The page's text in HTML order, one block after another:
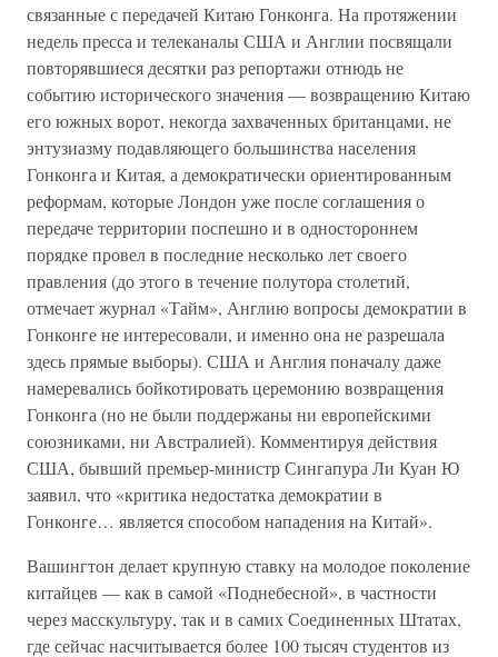
связанные с передачей Китаю Гонконга. На протяжении
недель пресса и телеканалы США и Англии посвящали
повторявшиеся десятки раз репортажи отнюдь не
событию исторического значения — возвращению Китаю
его южных ворот, некогда захваченных британцами, не
энтузиазму подавляющего большинства населения
Гонконга и Китая, а демократически ориентированным
реформам, которые Лондон уже после соглашения о
передаче территории поспешно и в одностороннем
порядке провел в последние несколько лет своего
правления (до этого в течение полутора столетий,
отмечает журнал «Тайм», Англию вопросы демократии в
Гонконге не интересовали, и именно она не разрешала
здесь прямые выборы). США и Англия поначалу даже
намеревались бойкотировать церемонию возвращения
Гонконга (но не были поддержаны ни европейскими
союзниками, ни Австралией). Комментируя действия
США, бывший премьер-министр Сингапура Ли Куан Ю
заявил, что «критика недостатка демократии в
Гонконге… является способом нападения на Китай».
Вашингтон делает крупную ставку на молодое поколение
китайцев — как в самой «Поднебесной», в частности
через масскультуру, так и в самих Соединенных Штатах,
где сейчас насчитывается более 100 тысяч студентов из